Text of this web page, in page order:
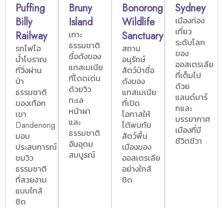
Puffing
Billy
Railway
รถไฟไอ
น้ำโบราณ
ที่วิ่งผ่าน
ป่า
ธรรมชาติ
ของเทือก
เขา
Dandenong
มอบ
ประสบการณ์
ชมวิว
ธรรมชาติ
ที่สวยงาม
แบบใกล้
ชิด
Bruny
Island
เกาะ
ธรรมชาติ
ชื่อดังของ
แทสเมเนีย
ที่โดดเด่น
ด้วยวิว
ทะเล
หน้าผา
และ
ธรรมชาติ
อันอุดม
สมบูรณ์
Bonorong
Wildlife
Sanctuary
สถาน
อนุรักษ์
สัตว์ป่าชื่อ
ดังของ
แทสเมเนีย
ที่เปิด
โอกาสให้
ได้พบกับ
สัตว์พื้น
เมืองของ
ออสเตรเลีย
อย่างใกล้
ชิด
Sydney
เมืองท่อง
เที่ยว
ระดับโลก
ของ
ออสเตรเลีย
ที่เต็มไป
ด้วย
แลนด์มาร์
กและ
บรรยากาศ
เมืองที่มี
ชีวิตชีวา